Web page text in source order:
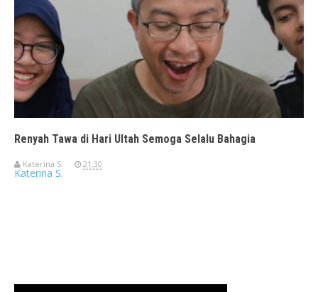
Renyah Tawa di Hari Ultah Semoga Selalu Bahagia
Katerina S. 21.30
Katerina S.